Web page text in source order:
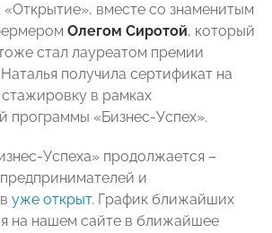
«Открытие», вместе со знаменитым
Олегом Сиротой, который
стал лауреатом премии
получила сертификат на
в рамках
программы «Бизнес-Успех».
Успеха» продолжается –
и
уже открыт. График ближайших
на нашем сайте в ближайшее